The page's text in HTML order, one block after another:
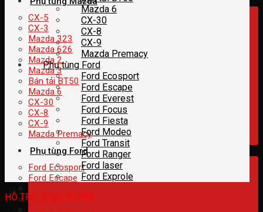
CX-5
CX-3
Mazda 323
Mazda 626
Mazda 2
Mazda 3
Bán tải BT50
Mazda 6
CX-30
CX-8
CX-9
Mazda Premacy
Phụ tùng Ford
Ford Ecosport
Ford Escape
Ford Focus
Mazda 6
CX-30
CX-8
CX-9
Mazda Premacy
Phụ tùng Ford
Ford Ecosport
Ford Escape
Ford Everest
Ford Focus
Ford Fiesta
Ford Modeo
Ford Transit
Ford Ranger
Ford laser
Ford Exprole
HỖ TRỢ TRỰC TUYẾN